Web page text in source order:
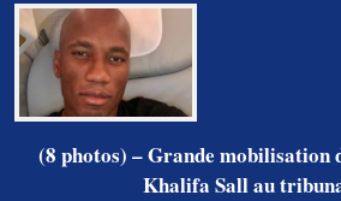
(8 photos) – Grande mobilisation
Khalifa Sall au